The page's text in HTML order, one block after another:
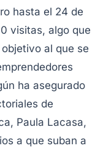
hasta el 24 de
visitas, algo que
al que se
ha asegurado
de
Paula Lacasa,
a que suban a